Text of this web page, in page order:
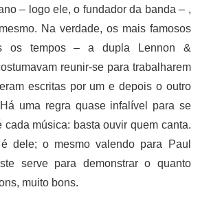
– logo ele, o fundador da banda – ,
Na verdade, os mais famosos
os tempos – a dupla Lennon &
reunir-se para trabalharem
escritas por um e depois o outro
uma regra quase infalível para se
cada música: basta ouvir quem canta.
dele; o mesmo valendo para Paul
serve para demonstrar o quanto
muito bons.